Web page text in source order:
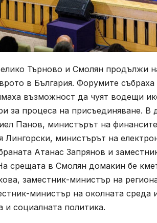
Търново и Смолян продължи
в България. Форумите
възможност да чуят водещи
за процеса на присъединяване. В
Панов, министърът на
Лингорски, министърът на
Атанас Запрянов и
срещата в Смолян домакин бе
заместник-министър на
министър на околната
и социалната политика.